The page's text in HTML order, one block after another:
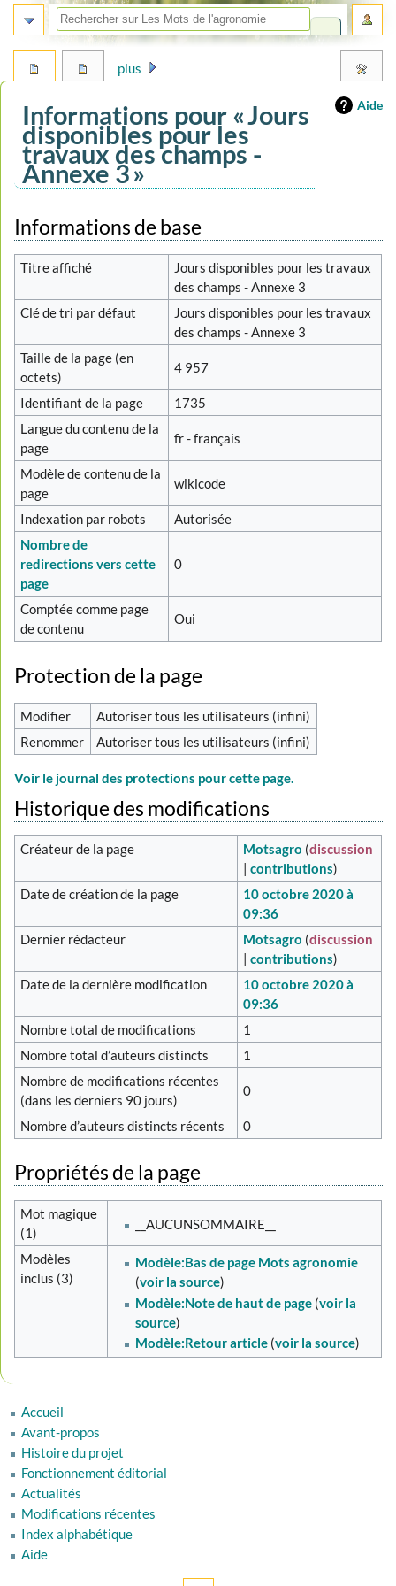
Aide
Informations pour « Jours
disponibles pour les
travaux des champs -
Annexe 3 »
Aller
à
la
navigation
Aller
à
la
recherche
Informations de base
Titre affiché
Jours disponibles pour les travaux
des champs - Annexe 3
Clé de tri par défaut
Jours disponibles pour les travaux
des champs - Annexe 3
Taille de la page (en
octets)
4 957
Identifiant de la page
1735
Langue du contenu de la
page
fr - français
Modèle de contenu de la
page
wikicode
Indexation par robots
Autorisée
Nombre de
redirections vers cette
page
0
Comptée comme page
de contenu
Oui
Protection de la page
Modifier
Autoriser tous les utilisateurs (infini)
Renommer
Autoriser tous les utilisateurs (infini)
Voir le journal des protections pour cette page.
Historique des modifications
Créateur de la page Motsagro (discussion
|contributions)
Date de création de la page
10 octobre 2020 à
09:36
Dernier rédacteur
Motsagro (discussion
|contributions)
Date de la dernière modification
10 octobre 2020 à
09:36
Nombre total de modifications
1
Nombre total d’auteurs distincts
1
Nombre de modifications récentes
(dans les derniers 90 jours)
0
Nombre d’auteurs distincts récents 0
Propriétés de la page
Mot magique
(1)
__AUCUNSOMMAIRE__
Modèles
inclus (3)
Modèle:Bas de page Mots agronomie
(voir la source)
Modèle:Note de haut de page(voir la
source)
Modèle:Retour article(voir la source)
plus
Accueil
Avant-propos
Histoire du projet
Fonctionnement éditorial
Actualités
Modifications récentes
Index alphabétique
Aide